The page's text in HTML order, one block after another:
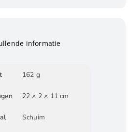
informatie
162 g
22 × 2 × 11 cm
Schuim